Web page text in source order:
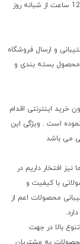
محصولات و همچنین پاسخگویی و خدمات به مشتریان در 12 ساعت از شبانه روز
و ارسال فروشگاه
محصول بسته بندی و
خرید اینترنتی اقدام
است . ویژگی این
می باشد
افتخار داریم در
با کیفیت و
محصولات اعم از
بالا در جهت